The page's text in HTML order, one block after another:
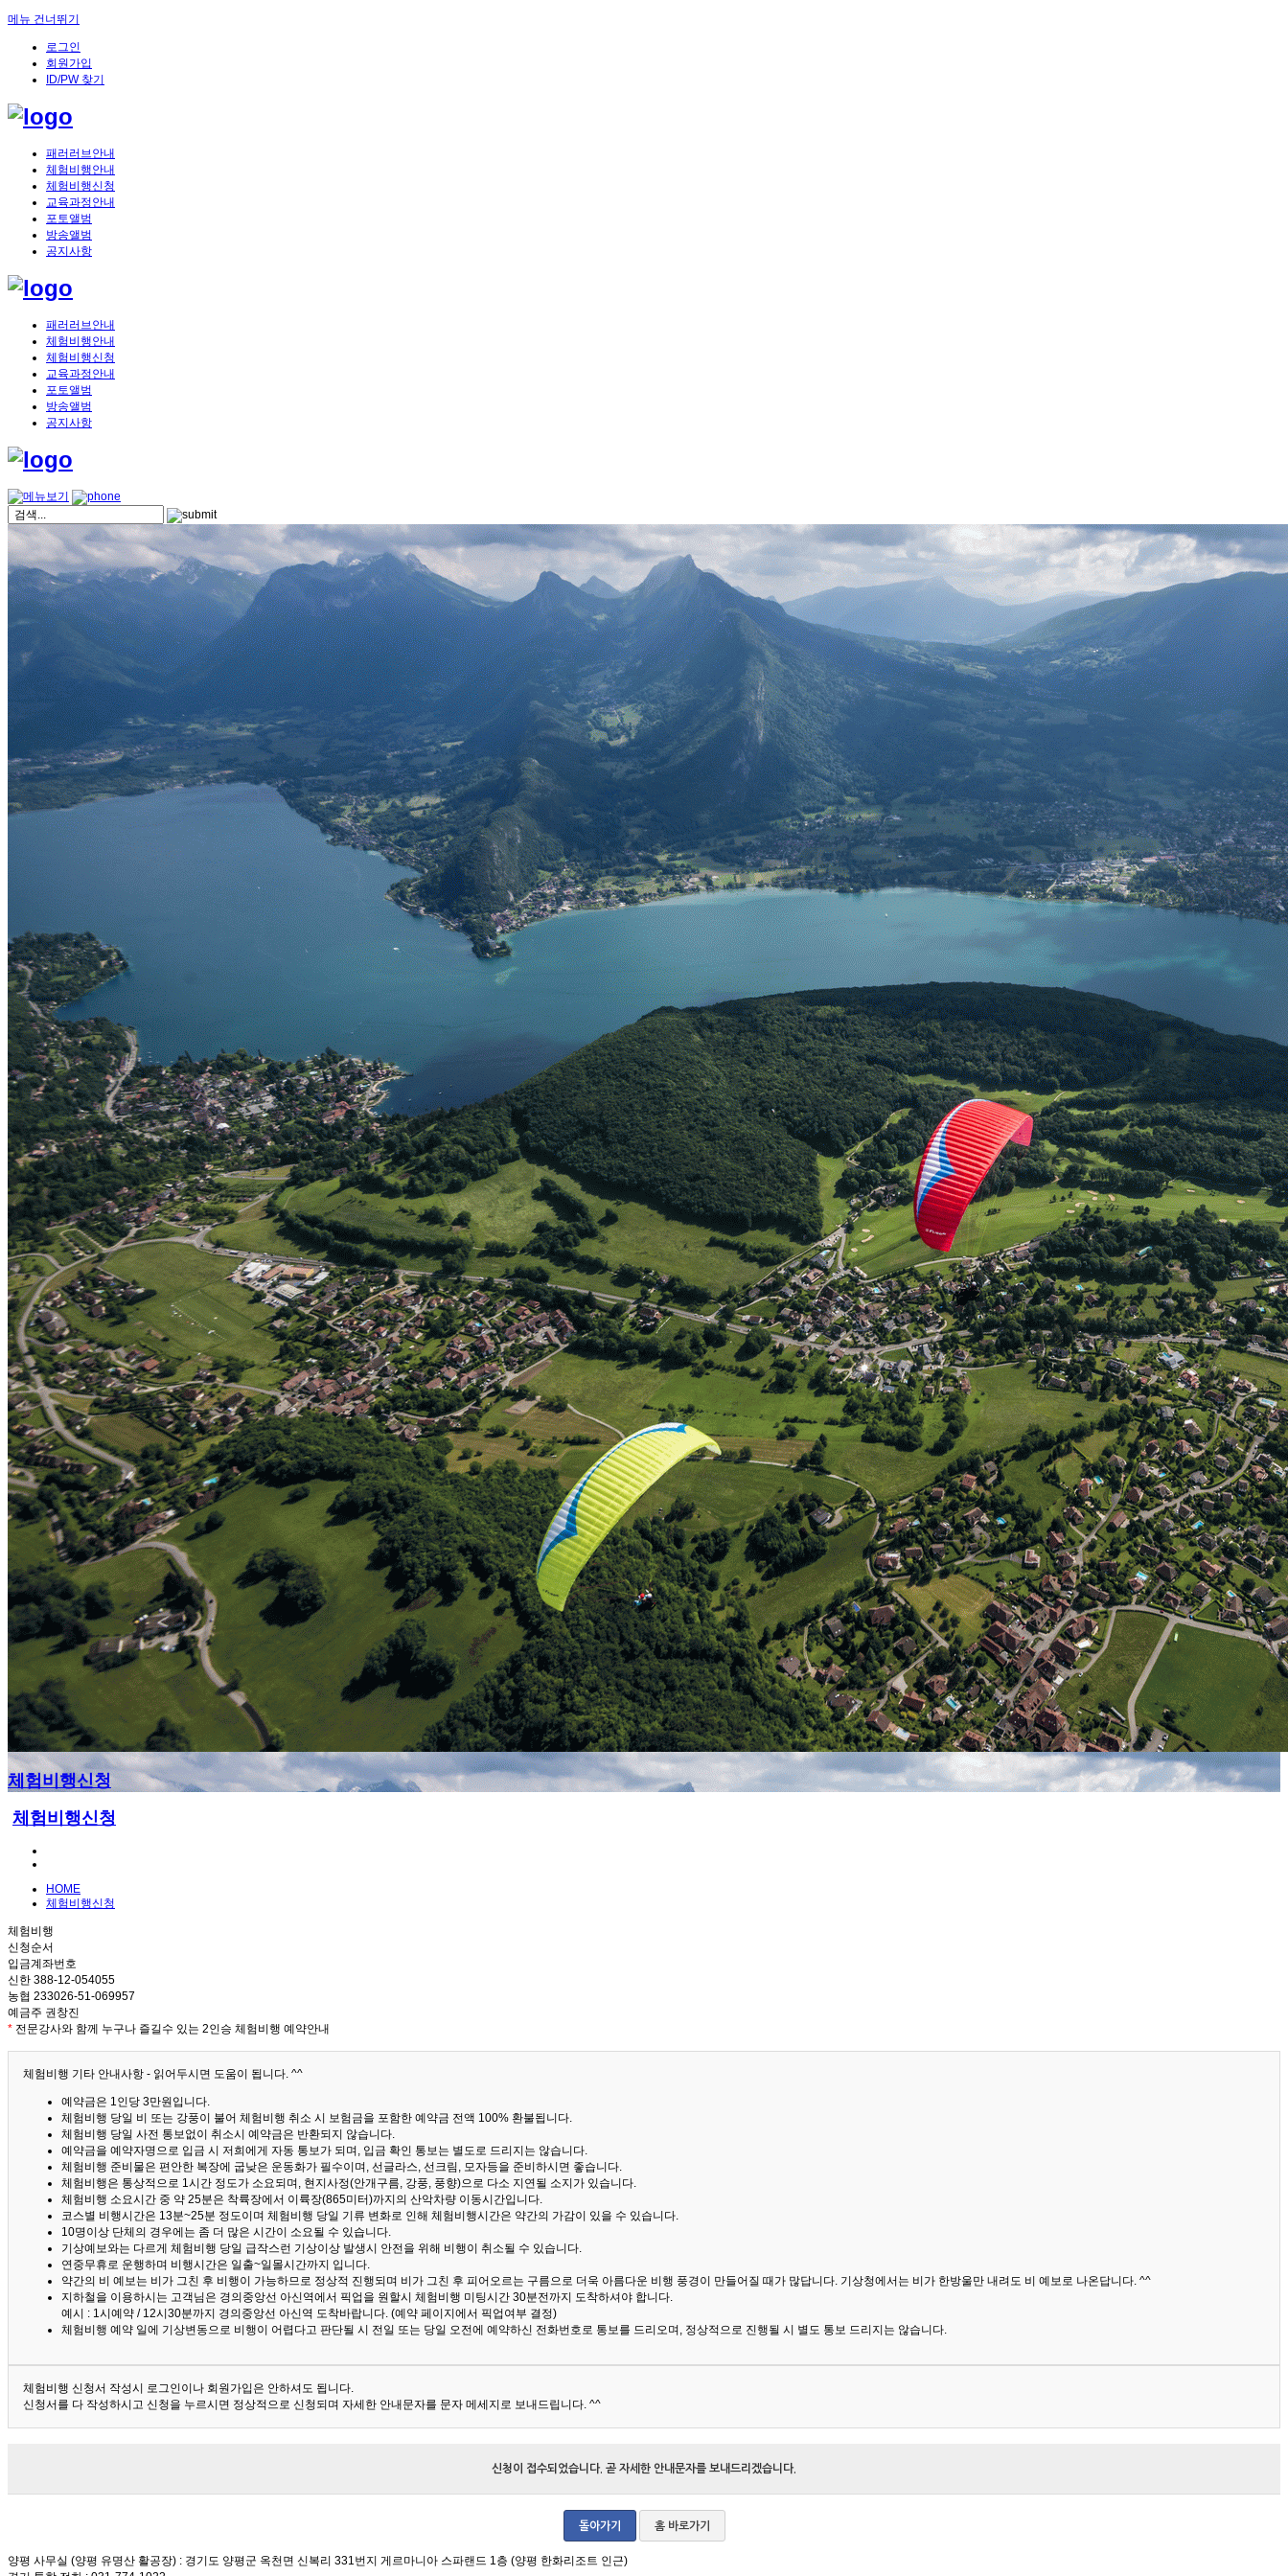
메뉴 건너뛰기
로그인
회원가입
ID/PW 찾기
패러러브안내
체험비행안내
체험비행신청
교육과정안내
포토앨범
방송앨범
공지사항
패러러브안내
체험비행안내
체험비행신청
교육과정안내
포토앨범
방송앨범
공지사항
체험비행신청
체험비행신청
HOME
체험비행신청
체험비행
신청순서
입금계좌번호
신한 388-12-054055
농협 233026-51-069957
예금주 권창진
* 전문강사와 함께 누구나 즐길수 있는 2인승 체험비행 예약안내
체험비행 기타 안내사항 - 읽어두시면 도움이 됩니다. ^^
예약금은 1인당 3만원입니다.
체험비행 당일 비 또는 강풍이 불어 체험비행 취소 시 보험금을 포함한 예약금 전액 100% 환불됩니다.
체험비행 당일 사전 통보없이 취소시 예약금은 반환되지 않습니다.
예약금을 예약자명으로 입금 시 저희에게 자동 통보가 되며, 입금 확인 통보는 별도로 드리지는 않습니다.
체험비행 준비물은 편안한 복장에 굽낮은 운동화가 필수이며, 선글라스, 선크림, 모자등을 준비하시면 좋습니다.
체험비행은 통상적으로 1시간 정도가 소요되며, 현지사정(안개구름, 강풍, 풍향)으로 다소 지연될 소지가 있습니다.
체험비행 소요시간 중 약 25분은 착륙장에서 이륙장(865미터)까지의 산악차량 이동시간입니다.
코스별 비행시간은 13분~25분 정도이며 체험비행 당일 기류 변화로 인해 체험비행시간은 약간의 가감이 있을 수 있습니다.
10명이상 단체의 경우에는 좀 더 많은 시간이 소요될 수 있습니다.
기상예보와는 다르게 체험비행 당일 급작스런 기상이상 발생시 안전을 위해 비행이 취소될 수 있습니다.
연중무휴로 운행하며 비행시간은 일출~일몰시간까지 입니다.
약간의 비 예보는 비가 그친 후 비행이 가능하므로 정상적 진행되며 비가 그친 후 피어오르는 구름으로 더욱 아름다운 비행 풍경이 만들어질 때가 많답니다. 기상청에서는 비가 한방울만 내려도 비 예보로 나온답니다. ^^
지하철을 이용하시는 고객님은 경의중앙선 아신역에서 픽업을 원할시 체험비행 미팅시간 30분전까지 도착하셔야 합니다.
예시 : 1시예약 / 12시30분까지 경의중앙선 아신역 도착바랍니다. (예약 페이지에서 픽업여부 결정)
체험비행 예약 일에 기상변동으로 비행이 어렵다고 판단될 시 전일 또는 당일 오전에 예약하신 전화번호로 통보를 드리오며, 정상적으로 진행될 시 별도 통보 드리지는 않습니다.
체험비행 신청서 작성시 로그인이나 회원가입은 안하셔도 됩니다.
신청서를 다 작성하시고 신청을 누르시면 정상적으로 신청되며 자세한 안내문자를 문자 메세지로 보내드립니다. ^^
신청이 접수되었습니다. 곧 자세한 안내문자를 보내드리겠습니다.
돌아가기 홈 바로가기
양평 사무실 (양평 유명산 활공장) : 경기도 양평군 옥천면 신복리 331번지 게르마니아 스파랜드 1층 (양평 한화리조트 인근)